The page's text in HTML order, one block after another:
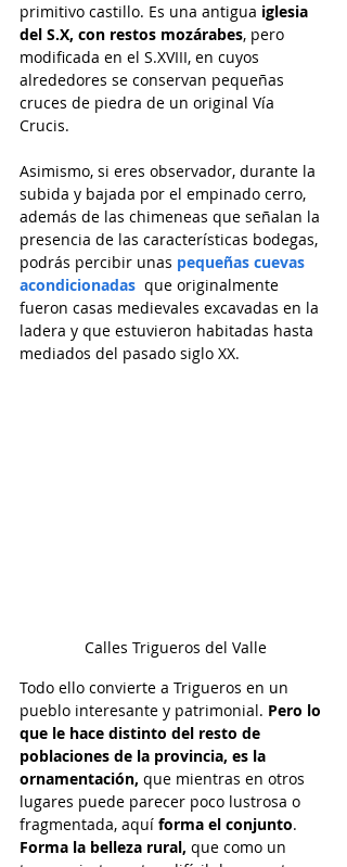
primitivo castillo. Es una antigua iglesia
del S.X, con restos mozárabes, pero
modificada en el S.XVIII, en cuyos
alrededores se conservan pequeñas
cruces de piedra de un original Vía
Crucis.
Asimismo, si eres observador, durante la
subida y bajada por el empinado cerro,
además de las chimeneas que señalan la
presencia de las características bodegas,
podrás percibir unas pequeñas cuevas
acondicionadas que originalmente
fueron casas medievales excavadas en la
ladera y que estuvieron habitadas hasta
mediados del pasado siglo XX.
Calles Trigueros del Valle
Todo ello convierte a Trigueros en un
pueblo interesante y patrimonial. Pero lo
que le hace distinto del resto de
poblaciones de la provincia, es la
ornamentación, que mientras en otros
lugares puede parecer poco lustrosa o
fragmentada, aquí forma el conjunto.
Forma la belleza rural, que como un